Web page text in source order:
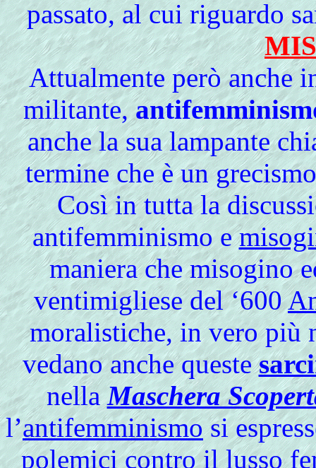
passato, al cui riguardo
Attualmente però anche
militante,
anche la sua lampante
termine che è un
Così in tutta la
antifemminismo e
maniera che misogino
ventimigliese del ‘600
moralistiche, in vero più
vedano anche queste
nellaMaschera
l’antifemminismosi
polemici contro il lusso